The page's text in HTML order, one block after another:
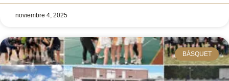
noviembre 4, 2025
BÁSQUET